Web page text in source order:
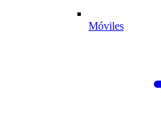
Móviles